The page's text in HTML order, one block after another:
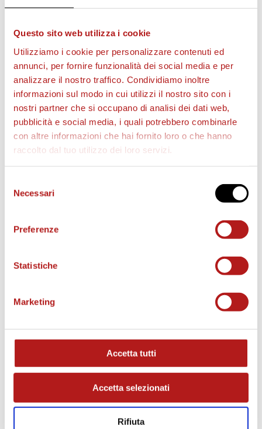
Questo sito web utilizza i cookie
Utilizziamo i cookie per personalizzare contenuti ed
annunci, per fornire funzionalità dei social media e per
analizzare il nostro traffico. Condividiamo inoltre
informazioni sul modo in cui utilizzi il nostro sito con i
nostri partner che si occupano di analisi dei dati web,
pubblicità e social media, i quali potrebbero combinarle
con altre informazioni che hai fornito loro o che hanno
raccolto dal tuo utilizzo dei loro servizi.
delNecessari
Preferenze
Statistiche
Marketing
Accetta tutti
Accetta selezionati
Rifiuta
BIGLIETTI
MATCH PROGRAM